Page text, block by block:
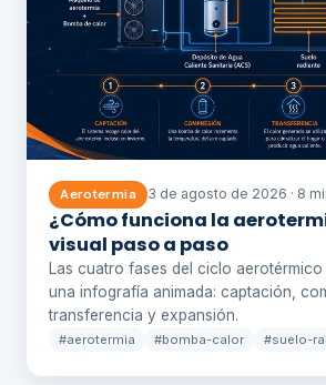
Aerotermia 3 de agosto de 2026 · 8
¿Cómo funciona la
visual paso a paso
Las cuatro fases del ciclo
una infografía animada: captación,
transferencia y expansión.
#aerotermia #bomba-calor #suelo-